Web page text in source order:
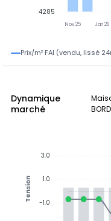
Nov 25 Jan 26
4285
Prix/m² FAI (vendu, lissé
Dynamique
marché
3.0
1.0
-1.0
Tension